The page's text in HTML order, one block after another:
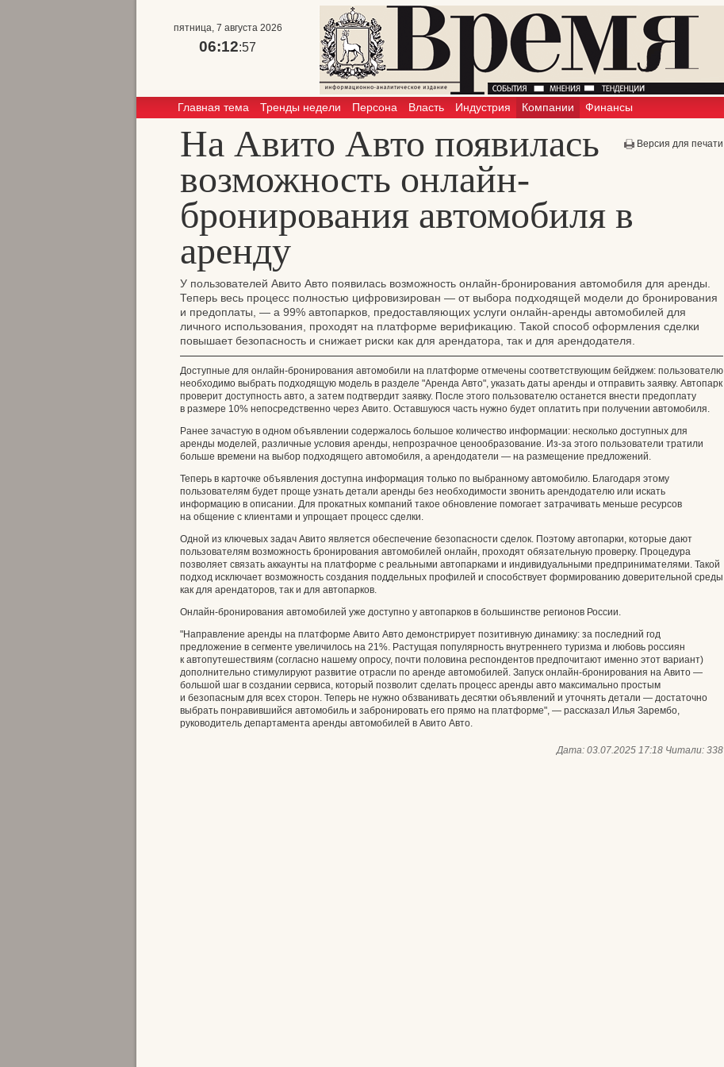
пятница, 7 августа 2026
06:12:58
Главная тема Тренды недели Персона Власть Индустрия Компании Финансы
Версия для печати
На Авито Авто появилась
возможность онлайн-
бронирования автомобиля в
аренду
У пользователей Авито Авто появилась возможность онлайн-бронирования автомобиля для аренды.
Теперь весь процесс полностью цифровизирован — от выбора подходящей модели до бронирования
и предоплаты, — а 99% автопарков, предоставляющих услуги онлайн-аренды автомобилей для
личного использования, проходят на платформе верификацию. Такой способ оформления сделки
повышает безопасность и снижает риски как для арендатора, так и для арендодателя.
Доступные для онлайн-бронирования автомобили на платформе отмечены соответствующим бейджем: пользователю
необходимо выбрать подходящую модель в разделе "Аренда Авто", указать даты аренды и отправить заявку. Автопарк
проверит доступность авто, а затем подтвердит заявку. После этого пользователю останется внести предоплату
в размере 10% непосредственно через Авито. Оставшуюся часть нужно будет оплатить при получении автомобиля.
Ранее зачастую в одном объявлении содержалось большое количество информации: несколько доступных для
аренды моделей, различные условия аренды, непрозрачное ценообразование. Из-за этого пользователи тратили
больше времени на выбор подходящего автомобиля, а арендодатели — на размещение предложений.
Теперь в карточке объявления доступна информация только по выбранному автомобилю. Благодаря этому
пользователям будет проще узнать детали аренды без необходимости звонить арендодателю или искать
информацию в описании. Для прокатных компаний такое обновление помогает затрачивать меньше ресурсов
на общение с клиентами и упрощает процесс сделки.
Одной из ключевых задач Авито является обеспечение безопасности сделок. Поэтому автопарки, которые дают
пользователям возможность бронирования автомобилей онлайн, проходят обязательную проверку. Процедура
позволяет связать аккаунты на платформе с реальными автопарками и индивидуальными предпринимателями. Такой
подход исключает возможность создания поддельных профилей и способствует формированию доверительной среды
как для арендаторов, так и для автопарков.
Онлайн-бронирования автомобилей уже доступно у автопарков в большинстве регионов России.
"Направление аренды на платформе Авито Авто демонстрирует позитивную динамику: за последний год
предложение в сегменте увеличилось на 21%. Растущая популярность внутреннего туризма и любовь россиян
к автопутешествиям (согласно нашему опросу, почти половина респондентов предпочитают именно этот вариант)
дополнительно стимулируют развитие отрасли по аренде автомобилей. Запуск онлайн-бронирования на Авито —
большой шаг в создании сервиса, который позволит сделать процесс аренды авто максимально простым
и безопасным для всех сторон. Теперь не нужно обзванивать десятки объявлений и уточнять детали — достаточно
выбрать понравившийся автомобиль и забронировать его прямо на платформе", — рассказал Илья Зарембо,
руководитель департамента аренды автомобилей в Авито Авто.
Дата: 03.07.2025 17:18 Читали: 338